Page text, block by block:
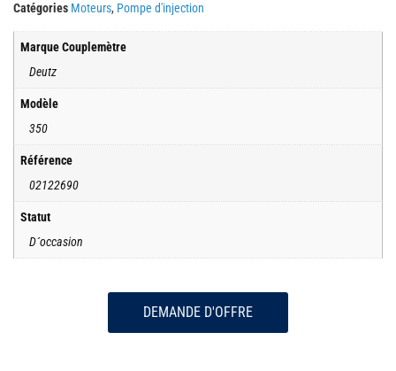
Catégories Moteurs, Pompe d'injection
Marque Couplemètre
Deutz
Modèle
350
Référence
02122690
Statut
D´occasion
DEMANDE D'OFFRE